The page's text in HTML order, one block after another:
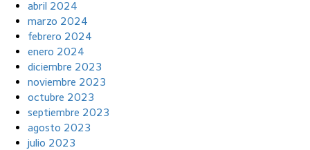
abril 2024
marzo 2024
febrero 2024
enero 2024
diciembre 2023
noviembre 2023
octubre 2023
septiembre 2023
agosto 2023
julio 2023